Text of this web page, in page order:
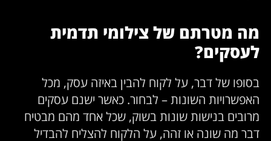
מה מטרתם של צילומי תדמית
לעסקים?
בסופו של דבר, על לקוח להבין באיזה עסק, מכל
האפשרויות השונות – לבחור. כאשר ישנם עסקים
מרובים בנישות שונות בשוק, שכל אחד מהם מבטיח
דבר מה שונה או זהה, על הלקוח להצליח להבדיל